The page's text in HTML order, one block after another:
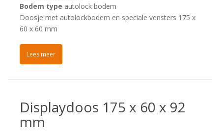
Bodem type autolock bodem
Doosje met autolockbodem en speciale vensters 175 x
60 x 60 mm
Lees meer
Displaydoos 175 x 60 x 92
mm